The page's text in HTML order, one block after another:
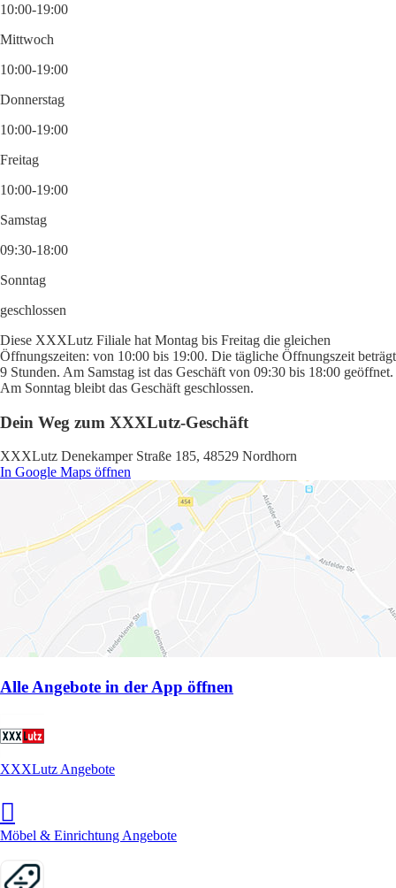
10:00-19:00
Mittwoch
10:00-19:00
Donnerstag
10:00-19:00
Freitag
10:00-19:00
Samstag
09:30-18:00
Sonntag
geschlossen
Diese XXXLutz Filiale hat Montag bis Freitag die gleichen
Öffnungszeiten: von 10:00 bis 19:00. Die tägliche Öffnungszeit beträgt
9 Stunden. Am Samstag ist das Geschäft von 09:30 bis 18:00 geöffnet.
Am Sonntag bleibt das Geschäft geschlossen.
Dein Weg zum XXXLutz-Geschäft
XXXLutz Denekamper Straße 185, 48529 Nordhorn
In Google Maps öffnen
Alle Angebote in der App öffnen
XXXLutz Angebote
Möbel & Einrichtung Angebote